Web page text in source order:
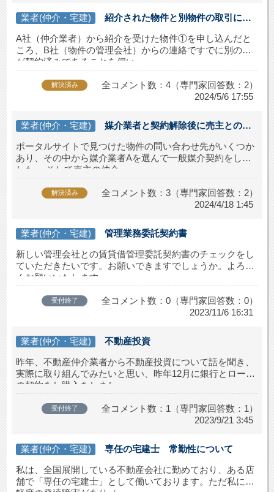
業者(仲介・宅建)
紹介された物件と別物件の取引にお
A社（仲介業者）から紹介を受けた物件①を申し込んだと
ころ、B社（物件の管理会社）からの連絡ですでに別の方
が契約済みであることを伺い...
解決済み
全コメント数：4（専門家回答数：2）
2024/5/6 17:55
業者(仲介・宅建)
媒介業者と契約解除後に売主との取
ポータルサイトで見つけた物件の問い合わせ先がいくつか
あり、その中から媒介業者Aを選んで一般媒介契約をしま
した。 そして売主の仲介...
解決済み
全コメント数：3（専門家回答数：2）
2024/4/18 1:45
業者(仲介・宅建)
管理業務委託契約書
新しい管理会社との賃貸借管理委託契約書のチェックをし
ていただきたいです。お願いできますでしょうか。よろし
くお願いいたします。
受付終了
全コメント数：0（専門家回答数：0）
2023/11/6 16:31
業者(仲介・宅建)
不動産投資
昨年、不動産仲介業者から不動産投資について話を聞き、
実際に取り組んでみたいと思い、昨年12月に銀行とローン
の契約をし購入をしまし...
受付終了
全コメント数：1（専門家回答数：1）
2023/9/21 3:45
業者(仲介・宅建)
専任の宅建士 常勤性について
私は、全国展開している不動産会社に勤めており、ある店
舗で「専任の宅建士」として働いております。ただ私には